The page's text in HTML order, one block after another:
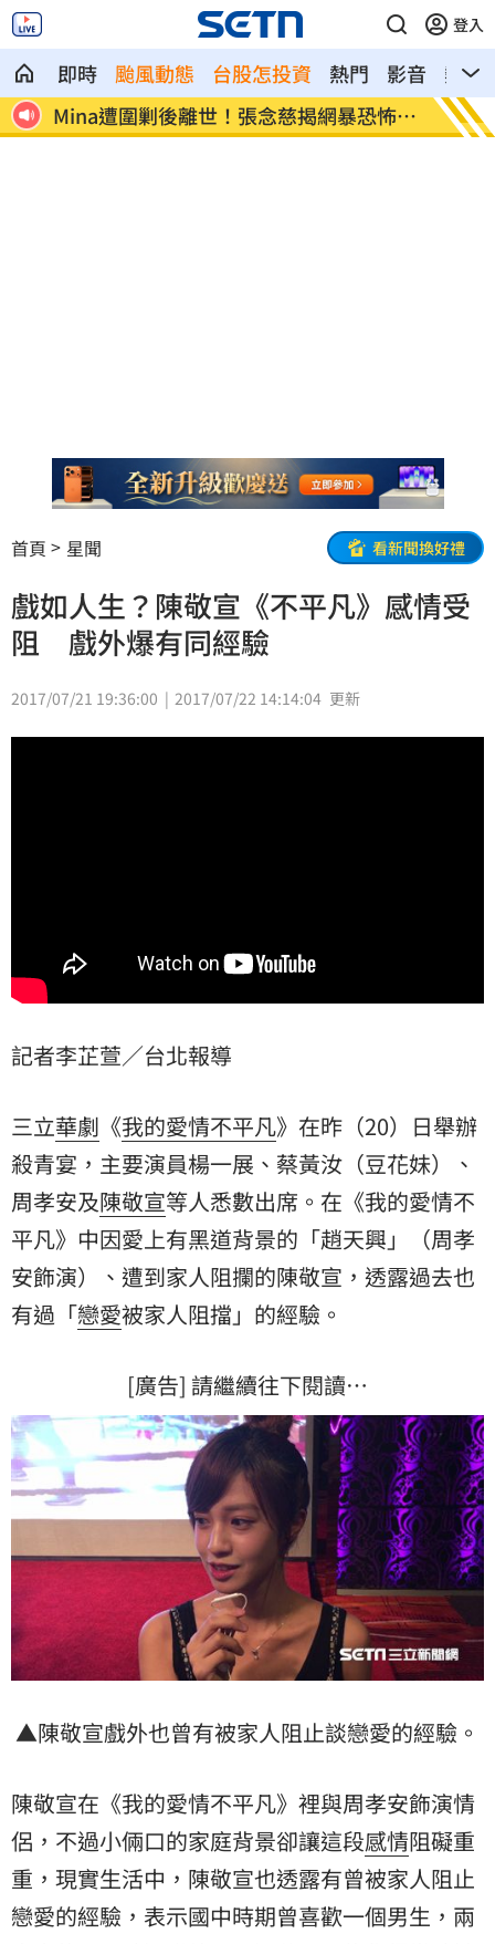
登入
即時 颱風動態 台股怎投資 熱門 影音
熱搜
真
這檔萬金股半年賺11個股本 直衝亮燈漲
停
慈濟
歉
首頁 星聞 看新聞換好禮
戲如人生？陳敬宣《不平凡》感情受
阻 戲外爆有同經驗
2017/07/21 19:36:00 2017/07/22 14:14:04 更新
記者李芷萱／台北報導
三立華劇 《我的愛情不平凡》在昨（20）日舉辦
殺青宴，主要演員楊一展、蔡黃汝（豆花妹）、
周孝安及陳敬宣等人悉數出席。在《我的愛情不
平凡》中因愛上有黑道背景的「趙天興」（周孝
安飾演）、遭到家人阻攔的陳敬宣，透露過去也
有過「戀愛被家人阻擋」的經驗。
[廣告] 請繼續往下閱讀…
▲陳敬宣戲外也曾有被家人阻止談戀愛的經驗。
陳敬宣在《我的愛情不平凡》裡與周孝安飾演情
侶，不過小倆口的家庭背景卻讓這段感情阻礙重
重，現實生活中，陳敬宣也透露有曾被家人阻止
戀愛的經驗，表示國中時期曾喜歡一個男生，兩